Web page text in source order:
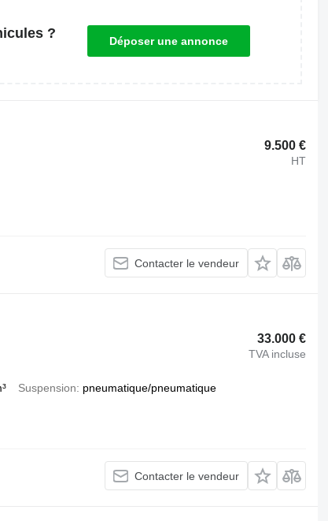
?
Déposer une annonce
9.500 €
HT
Contacter le vendeur
33.000 €
TVA incluse
Suspension
pneumatique/pneumatique
Contacter le vendeur